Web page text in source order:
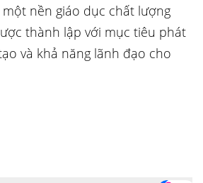
nền giáo dục chất lượng
thành lập với mục tiêu phát
và khả năng lãnh đạo cho